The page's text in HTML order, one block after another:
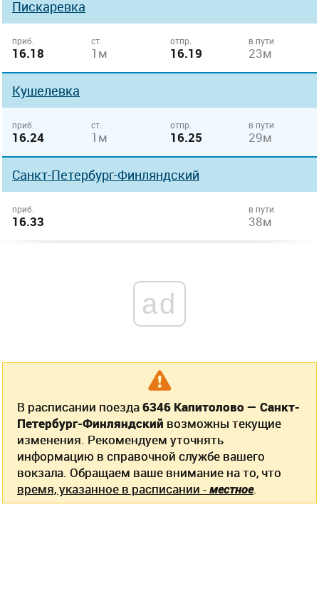
Пискаревка
приб.
16.18
ст.
1м
отпр.
16.19
в пути
23м
Кушелевка
приб.
16.24
ст.
1м
отпр.
16.25
в пути
29м
Санкт-Петербург-Финляндский
приб.
16.33
в пути
38м
ad
В расписании поезда6346 Капитолово — Санкт-
Петербург-Финляндский возможны текущие
изменения. Рекомендуем уточнять
информацию в справочной службе вашего
вокзала. Обращаем ваше внимание на то, что
время, указанное в расписании -местное.